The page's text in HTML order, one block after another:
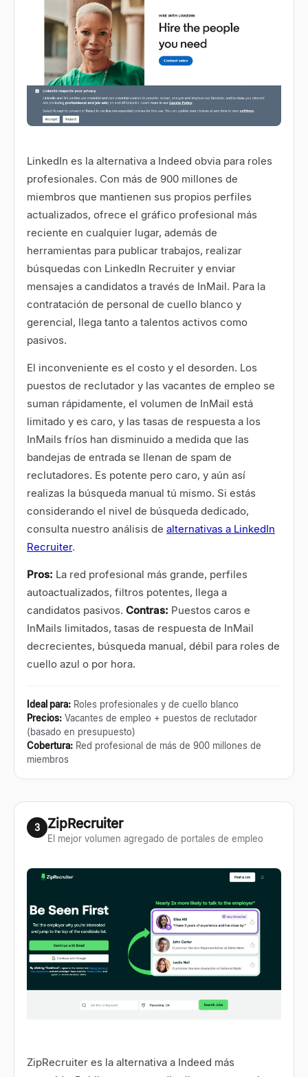
LinkedIn es la alternativa a Indeed obvia para roles
profesionales. Con más de 900 millones de
miembros que mantienen sus propios perfiles
actualizados, ofrece el gráfico profesional más
reciente en cualquier lugar, además de
herramientas para publicar trabajos, realizar
búsquedas con LinkedIn Recruiter y enviar
mensajes a candidatos a través de InMail. Para la
contratación de personal de cuello blanco y
gerencial, llega tanto a talentos activos como
pasivos.
El inconveniente es el costo y el desorden. Los
puestos de reclutador y las vacantes de empleo se
suman rápidamente, el volumen de InMail está
limitado y es caro, y las tasas de respuesta a los
InMails fríos han disminuido a medida que las
bandejas de entrada se llenan de spam de
reclutadores. Es potente pero caro, y aún así
realizas la búsqueda manual tú mismo. Si estás
considerando el nivel de búsqueda dedicado,
consulta nuestro análisis de alternativas a LinkedIn
Recruiter.
Pros: La red profesional más grande, perfiles
autoactualizados, filtros potentes, llega a
candidatos pasivos. Contras: Puestos caros e
InMails limitados, tasas de respuesta de InMail
decrecientes, búsqueda manual, débil para roles de
cuello azul o por hora.
Ideal para: Roles profesionales y de cuello blanco
Precios: Vacantes de empleo + puestos de reclutador
(basado en presupuesto)
Cobertura: Red profesional de más de 900 millones de
miembros
3 ZipRecruiter
El mejor volumen agregado de portales de empleo
ZipRecruiter es la alternativa a Indeed más